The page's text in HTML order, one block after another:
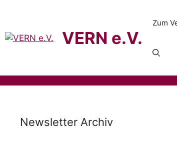
VERN e.V.
Zum
Newsletter Archiv